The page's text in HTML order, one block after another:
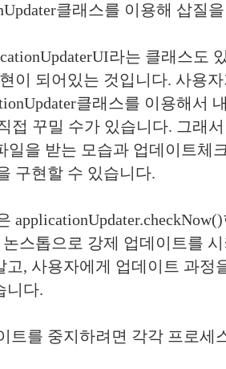
클래스를 이용해 삽질
라는 클래스도
이 되어있는 것입니다. 사용
클래스를 이용해서
접 꾸밀 수가 있습니다. 그래
일을 받는 모습과 업데이트체
구현할 수 있습니다.
논스톱으로 강제 업데이트를
고, 사용자에게 업데이트 과정
니다.
트를 중지하려면 각각 프로세